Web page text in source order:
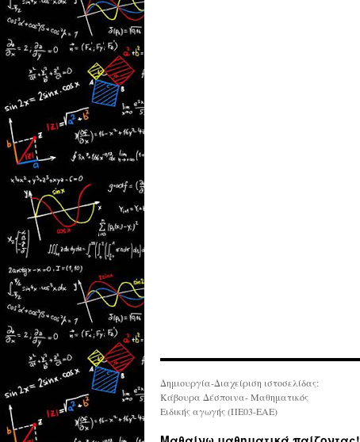
Δημιουργία-Διαχείριση ιστοσελίδας:
Κάβουρα Δέσποινα- Μαθηματικός
Ειδικής αγωγής (ΠΕ03-ΕΑΕ)